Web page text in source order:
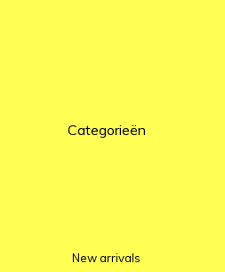
Categorieën
New arrivals